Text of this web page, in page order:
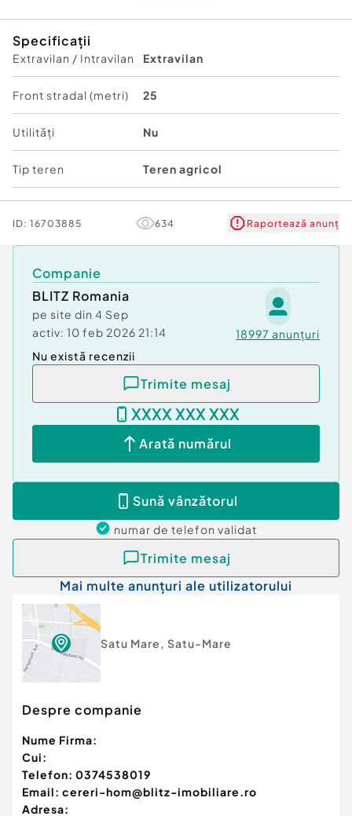
Preț mult sub media zonei, reprezentând o
excelentă oportunitate de investiție
Zonă în expansiune, cu potențial ridicat de
urbanizare
Apropiere de oraș și de infrastructura existentă
Ideal pentru dezvoltare rezidențială pe termen
mediu sau lung
???? Potrivit pentru:
investitori
dezvoltatori imobiliari
parcelare ulterioară
proiecte rezidențiale sau mixte
Această proprietate oferă o poziționare
strategică, combinând liniștea unei străzi
adiacente cu avantajele proximității față de oraș
și utilități.
???? Pentru detalii suplimentare, documentație
sau stabilirea unei vizionări, vă stăm la dispoziție.
Cod ofertă / ID BLITZ: P160513
Id intern: P160513
Specificații
Extravilan / Intravilan Extravilan
Front stradal (metri) 25
Utilități Nu
Tip teren Teren agricol
ID: 16703885 634 Raportează anunț
Companie
BLITZ Romania
pe site din 4 Sep
activ: 10 feb 2026 21:14 18997 anunțuri
Nu există recenzii
Trimite mesaj
XXXX XXX XXX
Arată numărul
Sună vânzătorul
numar de telefon validat
Trimite mesaj
Mai multe anunțuri ale utilizatorului
Satu Mare, Satu-Mare
Despre companie
Nume Firma:
Cui:
Telefon: 0374538019
Email: cereri-hom@blitz-imobiliare.ro
Adresa: